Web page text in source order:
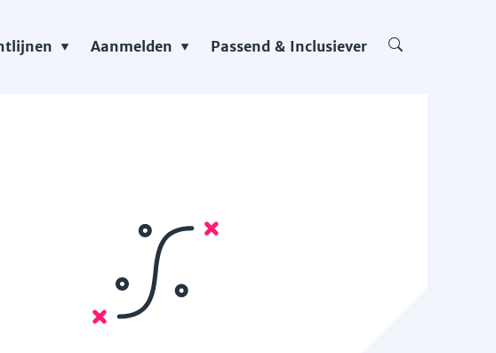
Aanmelden Passend & Inclusiever